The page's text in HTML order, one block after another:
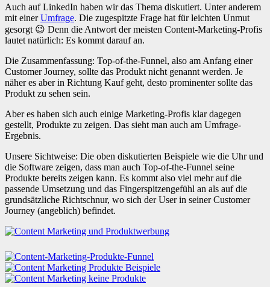
Auch auf LinkedIn haben wir das Thema diskutiert. Unter anderem
mit einerUmfrage. Die zugespitzte Frage hat für leichten Unmut
gesorgt 😉 Denn die Antwort der meisten Content-Marketing-Profis
lautet natürlich: Es kommt darauf an.
Die Zusammenfassung: Top-of-the-Funnel, also am Anfang einer
Customer Journey, sollte das Produkt nicht genannt werden. Je
näher es aber in Richtung Kauf geht, desto prominenter sollte das
Produkt zu sehen sein.
Aber es haben sich auch einige Marketing-Profis klar dagegen
gestellt, Produkte zu zeigen. Das sieht man auch am Umfrage-
Ergebnis.
Unsere Sichtweise: Die oben diskutierten Beispiele wie die Uhr und
die Software zeigen, dass man auch Top-of-the-Funnel seine
Produkte bereits zeigen kann. Es kommt also viel mehr auf die
passende Umsetzung und das Fingerspitzengefühl an als auf die
grundsätzliche Richtschnur, wo sich der User in seiner Customer
Journey (angeblich) befindet.